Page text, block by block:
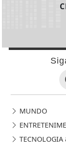
MUNDO